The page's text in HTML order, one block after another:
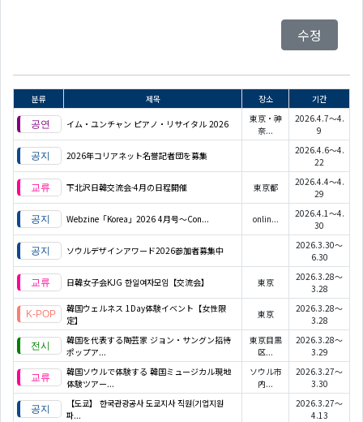
수정
분류 제목 장소 기간
イム・ユンチャン ピアノ・リサイタル 2026
東京・神
奈...
2026.4.7～4.
9
2026年コリアネット名誉記者団を募集
2026.4.6～4.
22
下北沢日韓交流会-4月の日程開催 東京都
2026.4.4～4.
29
Webzine「Korea」2026 4月号～Con... onlin...
2026.4.1～4.
30
ソウルデザインアワード2026参加者募集中
2026.3.30～
6.30
日韓女子会KJG 한일여자모임【交流会】 東京
2026.3.28～
3.28
韓国ウェルネス 1Day体験イベント【女性限
定】
東京
2026.3.28～
3.28
韓国を代表する陶芸家 ジョン・サングン招待
ポップア...
東京目黒
区...
2026.3.28～
3.29
韓国ソウルで体験する 韓国ミュージカル現地
体験ツアー...
ソウル市
内...
2026.3.27～
3.30
【도쿄】 한국관광공사 도쿄지사 직원(기업지원
파...
2026.3.27～
4.13